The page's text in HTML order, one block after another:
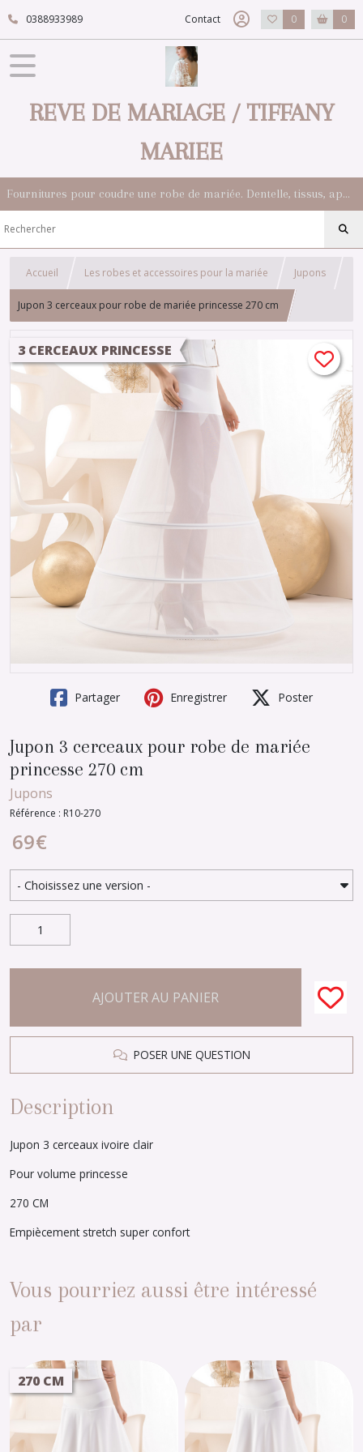
0388933989 Contact 0 0
REVE DE MARIAGE / TIFFANY
MARIEE
Fournitures pour coudre une robe de mariée. Dentelle, tissus, appliqués, galons, boutons. Robes et accessoires pour la mariée.
Accueil Les robes et accessoires pour la mariée Jupons
Jupon 3 cerceaux pour robe de mariée princesse 270 cm
3 CERCEAUX PRINCESSE
Partager Enregistrer Poster
Jupon 3 cerceaux pour robe de mariée
princesse 270 cm
Jupons
Référence : R10-270
69€
AJOUTER AU PANIER
POSER UNE QUESTION
Description
Jupon 3 cerceaux ivoire clair
Pour volume princesse
270 CM
Empiècement stretch super confort
Vous pourriez aussi être intéressé
par
270 CM